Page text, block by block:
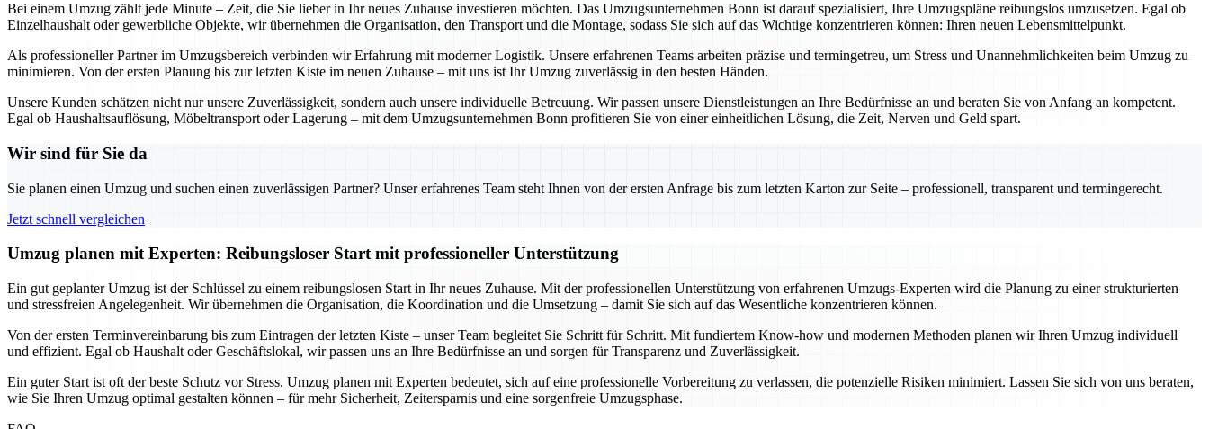
Bei einem Umzug zählt jede Minute – Zeit, die Sie lieber in Ihr neues Zuhause investieren möchten. Das Umzugsunternehmen Bonn ist darauf spezialisiert, Ihre Umzugspläne reibungslos umzusetzen. Egal ob
Einzelhaushalt oder gewerbliche Objekte, wir übernehmen die Organisation, den Transport und die Montage, sodass Sie sich auf das Wichtige konzentrieren können: Ihren neuen Lebensmittelpunkt.
Als professioneller Partner im Umzugsbereich verbinden wir Erfahrung mit moderner Logistik. Unsere erfahrenen Teams arbeiten präzise und termingetreu, um Stress und Unannehmlichkeiten beim Umzug zu
minimieren. Von der ersten Planung bis zur letzten Kiste im neuen Zuhause – mit uns ist Ihr Umzug zuverlässig in den besten Händen.
Unsere Kunden schätzen nicht nur unsere Zuverlässigkeit, sondern auch unsere individuelle Betreuung. Wir passen unsere Dienstleistungen an Ihre Bedürfnisse an und beraten Sie von Anfang an kompetent.
Egal ob Haushaltsauflösung, Möbeltransport oder Lagerung – mit dem Umzugsunternehmen Bonn profitieren Sie von einer einheitlichen Lösung, die Zeit, Nerven und Geld spart.
Wir sind für Sie da
Sie planen einen Umzug und suchen einen zuverlässigen Partner? Unser erfahrenes Team steht Ihnen von der ersten Anfrage bis zum letzten Karton zur Seite – professionell, transparent und termingerecht.
Jetzt schnell vergleichen
Umzug planen mit Experten: Reibungsloser Start mit professioneller Unterstützung
Ein gut geplanter Umzug ist der Schlüssel zu einem reibungslosen Start in Ihr neues Zuhause. Mit der professionellen Unterstützung von erfahrenen Umzugs-Experten wird die Planung zu einer strukturierten
und stressfreien Angelegenheit. Wir übernehmen die Organisation, die Koordination und die Umsetzung – damit Sie sich auf das Wesentliche konzentrieren können.
Von der ersten Terminvereinbarung bis zum Eintragen der letzten Kiste – unser Team begleitet Sie Schritt für Schritt. Mit fundiertem Know-how und modernen Methoden planen wir Ihren Umzug individuell
und effizient. Egal ob Haushalt oder Geschäftslokal, wir passen uns an Ihre Bedürfnisse an und sorgen für Transparenz und Zuverlässigkeit.
Ein guter Start ist oft der beste Schutz vor Stress. Umzug planen mit Experten bedeutet, sich auf eine professionelle Vorbereitung zu verlassen, die potenzielle Risiken minimiert. Lassen Sie sich von uns beraten,
wie Sie Ihren Umzug optimal gestalten können – für mehr Sicherheit, Zeitersparnis und eine sorgenfreie Umzugsphase.